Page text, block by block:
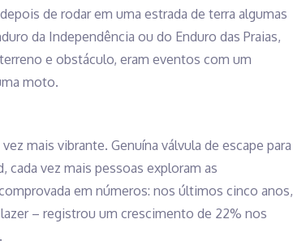
de rodar em uma estrada de terra algumas
da Independência ou do Enduro das Praias,
e obstáculo, eram eventos com um
uma moto.
mais vibrante. Genuína válvula de escape para
vez mais pessoas exploram as
em números: nos últimos cinco anos,
– registrou um crescimento de 22% nos